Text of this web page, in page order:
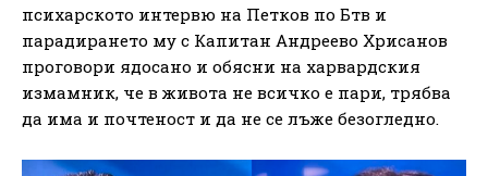
психарското интервю на Петков по Бтв и
парадирането му с Капитан Андреево Хрисанов
проговори ядосано и обясни на харвардския
измамник, че в живота не всичко е пари, трябва
да има и почтеност и да не се лъже безогледно.